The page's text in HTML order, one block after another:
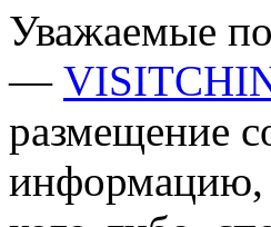
Уважаемые
—
размещение
информацию,